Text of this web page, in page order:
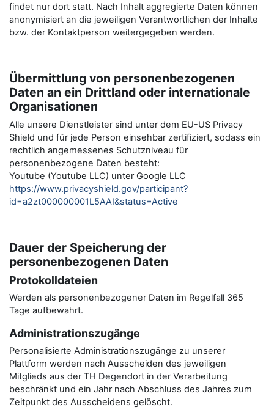
findet nur dort statt. Nach Inhalt aggregierte Daten können
anonymisiert an die jeweiligen Verantwortlichen der Inhalte
bzw. der Kontaktperson weitergegeben werden.
Übermittlung von personenbezogenen
Daten an ein Drittland oder internationale
Organisationen
Alle unsere Dienstleister sind unter dem EU-US Privacy
Shield und für jede Person einsehbar zertifiziert, sodass ein
rechtlich angemessenes Schutzniveau für
personenbezogene Daten besteht:
Youtube (Youtube LLC) unter Google LLC
https://www.privacyshield.gov/participant?
id=a2zt000000001L5AAI&status=Active
Dauer der Speicherung der
personenbezogenen Daten
Protokolldateien
Werden als personenbezogener Daten im Regelfall 365
Tage aufbewahrt.
Administrationszugänge
Personalisierte Administrationszugänge zu unserer
Plattform werden nach Ausscheiden des jeweiligen
Mitglieds aus der TH Degendort in der Verarbeitung
beschränkt und ein Jahr nach Abschluss des Jahres zum
Zeitpunkt des Ausscheidens gelöscht.